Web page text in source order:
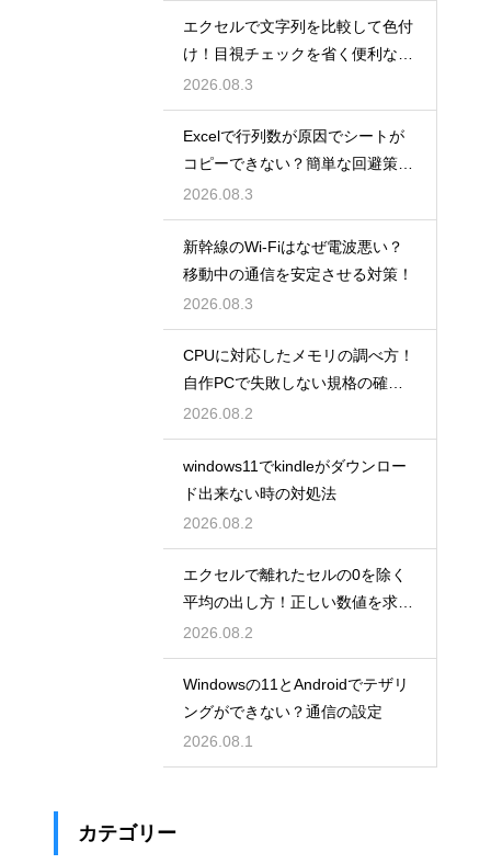
エクセルで文字列を比較して色付
け！目視チェックを省く便利な関
数
2026.08.3
Excelで行列数が原因でシートが
コピーできない？簡単な回避策を
解説
2026.08.3
新幹線のWi-Fiはなぜ電波悪い？
移動中の通信を安定させる対策！
2026.08.3
CPUに対応したメモリの調べ方！
自作PCで失敗しない規格の確認
手順
2026.08.2
windows11でkindleがダウンロー
ド出来ない時の対処法
2026.08.2
エクセルで離れたセルの0を除く
平均の出し方！正しい数値を求め
る！
2026.08.2
Windowsの11とAndroidでテザリ
ングができない？通信の設定
2026.08.1
カテゴリー